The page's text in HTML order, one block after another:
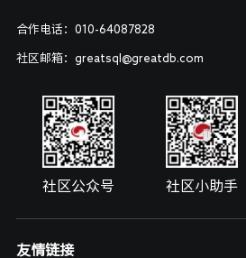
合作电话：010-64087828
社区邮箱：greatsql@greatdb.com
社区公众号 社区小助手
友情链接